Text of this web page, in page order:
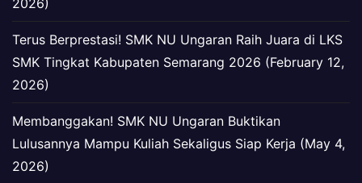
Terus Berprestasi! SMK NU Ungaran Raih Juara di LKS
SMK Tingkat Kabupaten Semarang 2026 (February 12,
2026)
Membanggakan! SMK NU Ungaran Buktikan
Lulusannya Mampu Kuliah Sekaligus Siap Kerja (May 4,
2026)